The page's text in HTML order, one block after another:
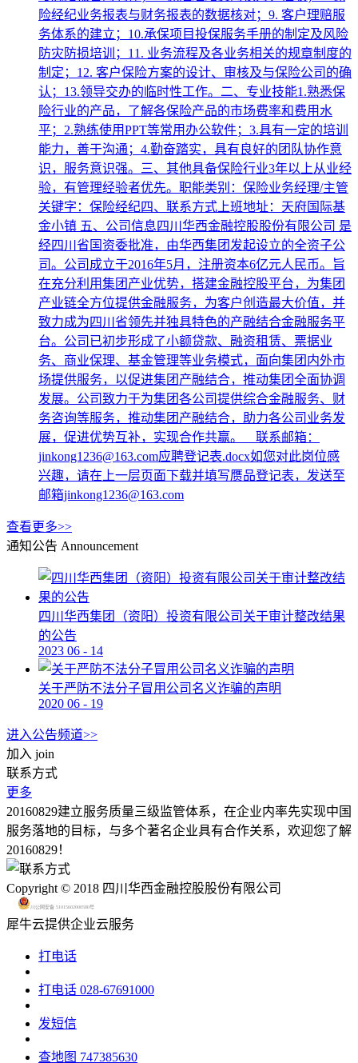
险经纪业务报表与财务报表的数据核对；9. 客户理赔服
务体系的建立；10.承保项目投保服务手册的制定及风险
防灾防损培训；11. 业务流程及各业务相关的规章制度的
制定；12. 客户保险方案的设计、审核及与保险公司的确
认；13.领导交办的临时性工作。二、专业技能1.熟悉保
险行业的产品，了解各保险产品的市场费率和费用水
平；2.熟练使用PPT等常用办公软件；3.具有一定的培训
能力，善于沟通；4.勤奋踏实，具有良好的团队协作意
识，服务意识强。三、其他具备保险行业3年以上从业经
验，有管理经验者优先。职能类别：保险业务经理/主管
关键字：保险经纪四、联系方式上班地址：天府国际基
金小镇 五、公司信息四川华西金融控股股份有限公司 是
经四川省国资委批准，由华西集团发起设立的全资子公
司。公司成立于2016年5月，注册资本6亿元人民币。旨
在充分利用集团产业优势，搭建金融控股平台，为集团
产业链全方位提供金融服务，为客户创造最大价值，并
致力成为四川省领先并独具特色的产融结合金融服务平
台。公司已初步形成了小额贷款、融资租赁、票据业
务、商业保理、基金管理等业务模式，面向集团内外市
场提供服务，以促进集团产融结合，推动集团全面协调
发展。公司致力于为集团各公司提供综合金融服务、财
务咨询等服务，推动集团产融结合，助力各公司业务发
展，促进优势互补，实现合作共赢。 联系邮箱：
jinkong1236@163.com应聘登记表.docx如您对此岗位感
兴趣，请在上一层页面下载并填写赝品登记表，发送至
邮箱jinkong1236@163.com
查看更多>>
通知公告 Announcement
四川华西集团（资阳）投资有限公司关于审计整改结果
的公告
2023 06 - 14
关于严防不法分子冒用公司名义诈骗的声明
2020 06 - 19
进入公告频道>>
加入 join
联系方式
更多
20160829建立服务质量三级监管体系，在企业内率先实现中国
服务落地的目标，与多个著名企业具有合作关系，欢迎您了解
20160829！
Copyright © 2018 四川华西金融控股股份有限公司
川公网安备 51015602000580号
犀牛云提供企业云服务
打电话
打电话 028-67691000
发短信
查地图 747385630